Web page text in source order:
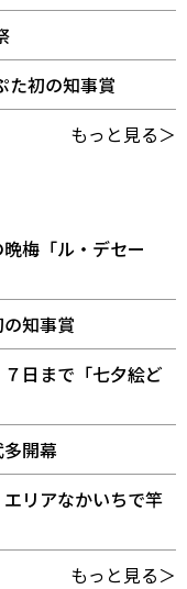
初の知事賞
もっと見る＞
梅「ル・デセー
知事賞
日まで「七夕絵ど
開幕
リアなかいちで竿
もっと見る＞